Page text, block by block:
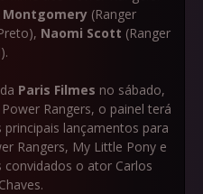
Montgomery (Ranger
Naomi Scott (Ranger
Paris Filmes no sábado,
Rangers, o painel terá
lançamentos para
Rangers, My Little Pony e
convidados o ator Carlos